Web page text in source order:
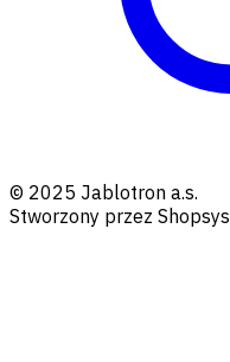
© 2025 Jablotron a.s.
Stworzony przez Shopsys